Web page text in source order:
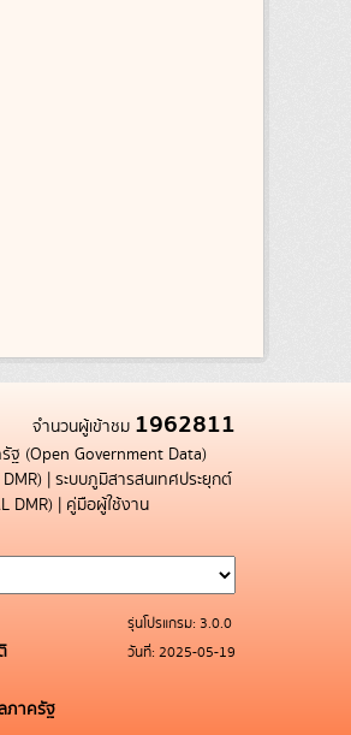
จำนวนผู้เข้าชม 1962811
ฐ (Open Government Data)
| ระบบภูมิสารสนเทศประยุกต์
DMR) | คู่มือผู้ใช้งาน
ภาครัฐ
รุ่นโปรแกรม: 3.0.0
วันที่: 2025-05-19